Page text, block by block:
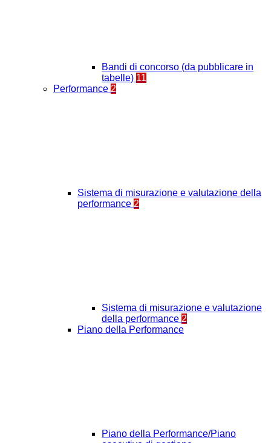
Bandi di concorso (da pubblicare in
tabelle) 11
Performance 2
Sistema di misurazione e valutazione della
performance 2
Sistema di misurazione e valutazione
della performance 2
Piano della Performance
Piano della Performance/Piano